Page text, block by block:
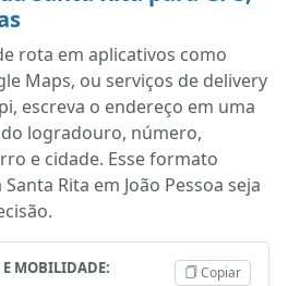
rota em aplicativos como
Maps, ou serviços de delivery
escreva o endereço em uma
logradouro, número,
e cidade. Esse formato
Rita em João Pessoa seja
E MOBILIDADE: Copiar